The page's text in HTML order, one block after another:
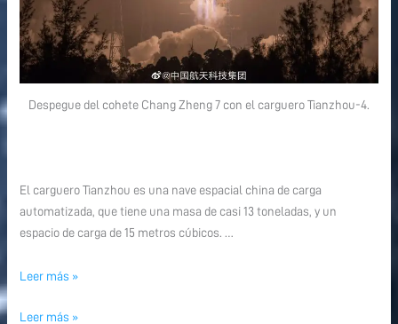
Despegue del cohete Chang Zheng 7 con el carguero Tianzhou-4.
El carguero Tianzhou es una nave espacial china de carga
automatizada, que tiene una masa de casi 13 toneladas, y un
espacio de carga de 15 metros cúbicos. …
Leer más »
Leer más »